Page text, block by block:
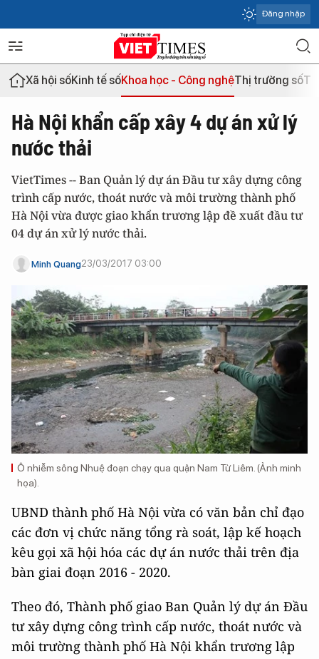
Đăng nhập
Xã hội sốKinh tế sốKhoa học - Công nghệThị trường số
Hà Nội khẩn cấp xây 4 dự án xử lý
nước thải
VietTimes -- Ban Quản lý dự án Đầu tư xây dựng công
trình cấp nước, thoát nước và môi trường thành phố
Hà Nội vừa được giao khẩn trương lập đề xuất đầu tư
04 dự án xử lý nước thải.
Minh Quang23/03/2017 03:00
Ô nhiễm sông Nhuệ đoạn chạy qua quận Nam Từ Liêm. (Ảnh minh
họa).
UBND thành phố Hà Nội vừa có văn bản chỉ đạo
các đơn vị chức năng tổng rà soát, lập kế hoạch
kêu gọi xã hội hóa các dự án nước thải trên địa
bàn giai đoạn 2016 - 2020.
Theo đó, Thành phố giao Ban Quản lý dự án Đầu
tư xây dựng công trình cấp nước, thoát nước và
môi trường thành phố Hà Nội khẩn trương lập